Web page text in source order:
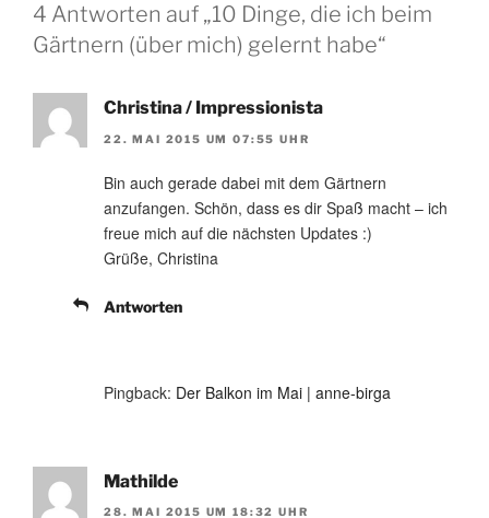
4 Antworten auf „10 Dinge, die ich beim
Gärtnern (über mich) gelernt habe“
Christina / Impressionista
22. MAI 2015 UM 07:55 UHR
Bin auch gerade dabei mit dem Gärtnern
anzufangen. Schön, dass es dir Spaß macht – ich
freue mich auf die nächsten Updates :)
Grüße, Christina
Antworten
Pingback: Der Balkon im Mai | anne-birga
Mathilde
28. MAI 2015 UM 18:32 UHR